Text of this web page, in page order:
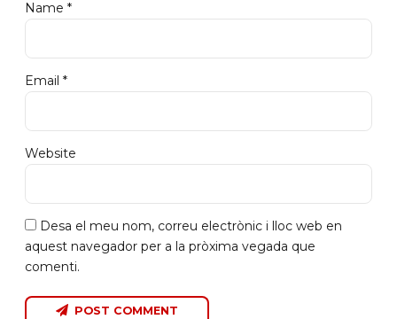
Name *
Email *
Website
Desa el meu nom, correu electrònic i lloc web en
aquest navegador per a la pròxima vegada que
comenti.
POST COMMENT